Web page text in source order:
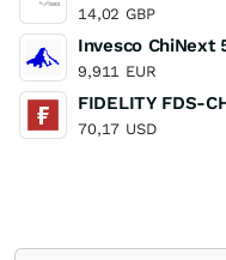
14,02 GBP
Invesco ChiNext
9,911 EUR
FIDELITY FDS-
70,17 USD